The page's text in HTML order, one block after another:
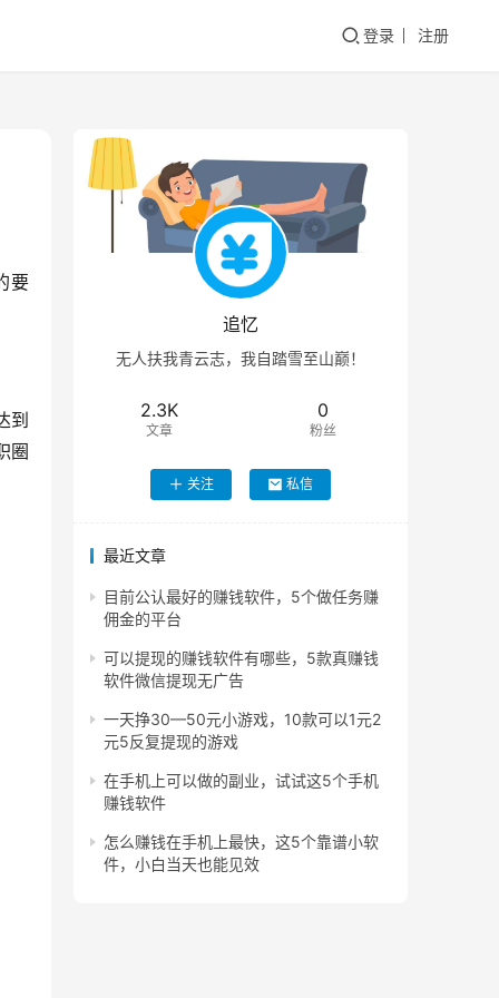
登录 注册
要
到
圈
追忆
无人扶我青云志，我自踏雪至山巅！
2.3K
文章
0
粉丝
关注 私信
最近文章
目前公认最好的赚钱软件，5个做任务赚
佣金的平台
可以提现的赚钱软件有哪些，5款真赚钱
软件微信提现无广告
一天挣30—50元小游戏，10款可以1元2
元5反复提现的游戏
在手机上可以做的副业，试试这5个手机
赚钱软件
怎么赚钱在手机上最快，这5个靠谱小软
件，小白当天也能见效